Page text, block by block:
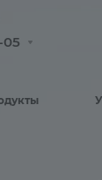
05